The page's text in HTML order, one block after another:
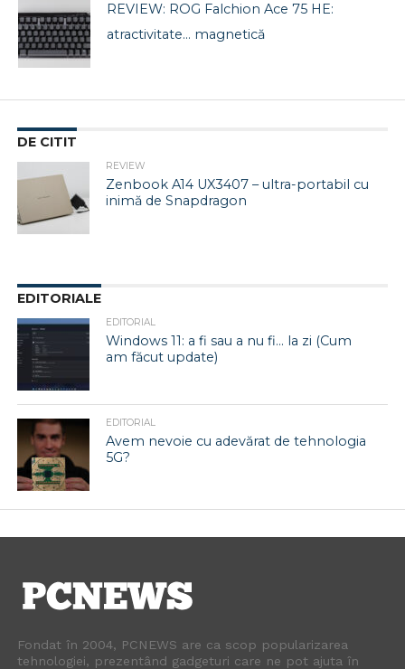
REVIEW: ROG Falchion Ace 75 HE:
atractivitate… magnetică
DE CITIT
REVIEW
Zenbook A14 UX3407 – ultra-portabil cu
inimă de Snapdragon
EDITORIALE
EDITORIAL
Windows 11: a fi sau a nu fi… la zi (Cum
am făcut update)
EDITORIAL
Avem nevoie cu adevărat de tehnologia
5G?
Fondat în 2004, PCNEWS are ca scop popularizarea
tehnologiei, prezentând gadgeturi care ne pot ajuta în